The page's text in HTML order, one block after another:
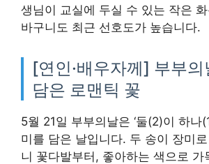
생님이 교실에 두실 수 있는 작은
바구니도 최근 선호도가 높습니다.
[연인·배우자께] 부부의
담은 로맨틱 꽃
5월 21일 부부의날은 ‘둘(2)이 하나
미를 담은 날입니다. 두 송이 장미
니 꽃다발부터, 좋아하는 색으로 가